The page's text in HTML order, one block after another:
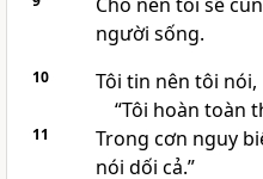
người sống.
10
Tôi tin nên tôi nói,
“Tôi hoàn toàn
11
Trong cơn nguy
nói dối cả.”